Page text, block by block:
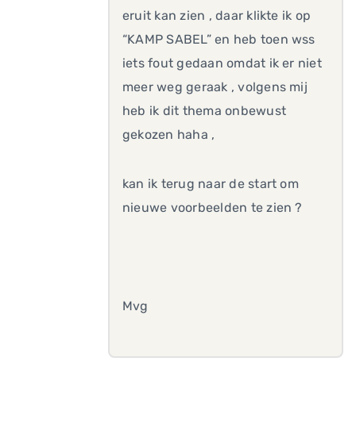
eruit kan zien , daar klikte ik op
“KAMP SABEL” en heb toen wss
iets fout gedaan omdat ik er niet
meer weg geraak , volgens mij
heb ik dit thema onbewust
gekozen haha ,
kan ik terug naar de start om
nieuwe voorbeelden te zien ?
Mvg